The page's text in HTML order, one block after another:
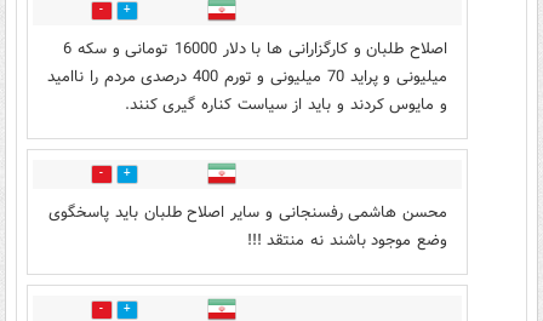
27
اصلاح طلبان و کارگزارانی ها با دلار 16000 تومانی و سکه 6
میلیونی و پراید 70 میلیونی و تورم 400 درصدی مردم را ناامید
و مایوس کردند و باید از سیاست کناره گیری کنند.
22
محسن هاشمی رفسنجانی و سایر اصلاح طلبان باید پاسخگوی
وضع موجود باشند نه منتقد !!!
19